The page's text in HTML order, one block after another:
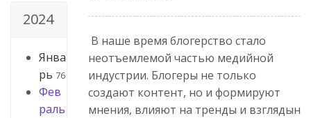
2024
Янва
рь 76
Фев
раль
В наше время блогерство стало
неотъемлемой частью медийной
индустрии. Блогеры не только
создают контент, но и формируют
мнения, влияют на тренды и взглядын